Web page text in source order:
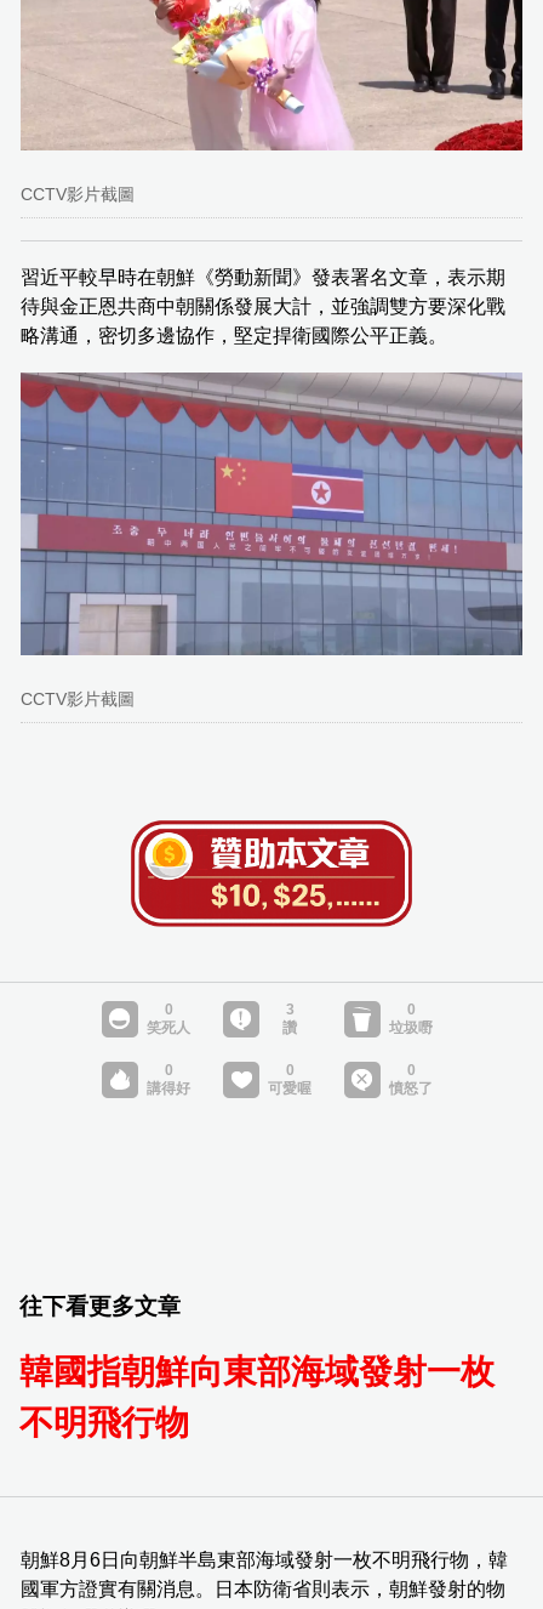
CCTV影片截圖
習近平較早時在朝鮮《勞動新聞》發表署名文章，表示期
待與金正恩共商中朝關係發展大計，並強調雙方要深化戰
略溝通，密切多邊協作，堅定捍衛國際公平正義。
CCTV影片截圖
往下看更多文章
韓國指朝鮮向東部海域發射一枚
不明飛行物
朝鮮8月6日向朝鮮半島東部海域發射一枚不明飛行物，韓
國軍方證實有關消息。日本防衛省則表示，朝鮮發射的物